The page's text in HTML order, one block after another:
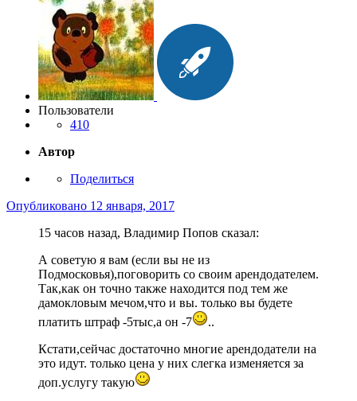
Пользователи
410
Автор
Поделиться
Опубликовано 12 января, 2017
15 часов назад, Владимир Попов сказал:
А советую я вам (если вы не из
Подмосковья),поговорить со своим арендодателем.
Так,как он точно также находится под тем же
дамокловым мечом,что и вы. только вы будете
платить штраф -5тыс,а он -7
..
Кстати,сейчас достаточно многие арендодатели на
это идут. только цена у них слегка изменяется за
доп.услугу такую